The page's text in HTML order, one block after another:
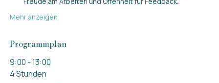
Mehr anzeigen
Programmplan
9:00 - 13:00
4 Stunden